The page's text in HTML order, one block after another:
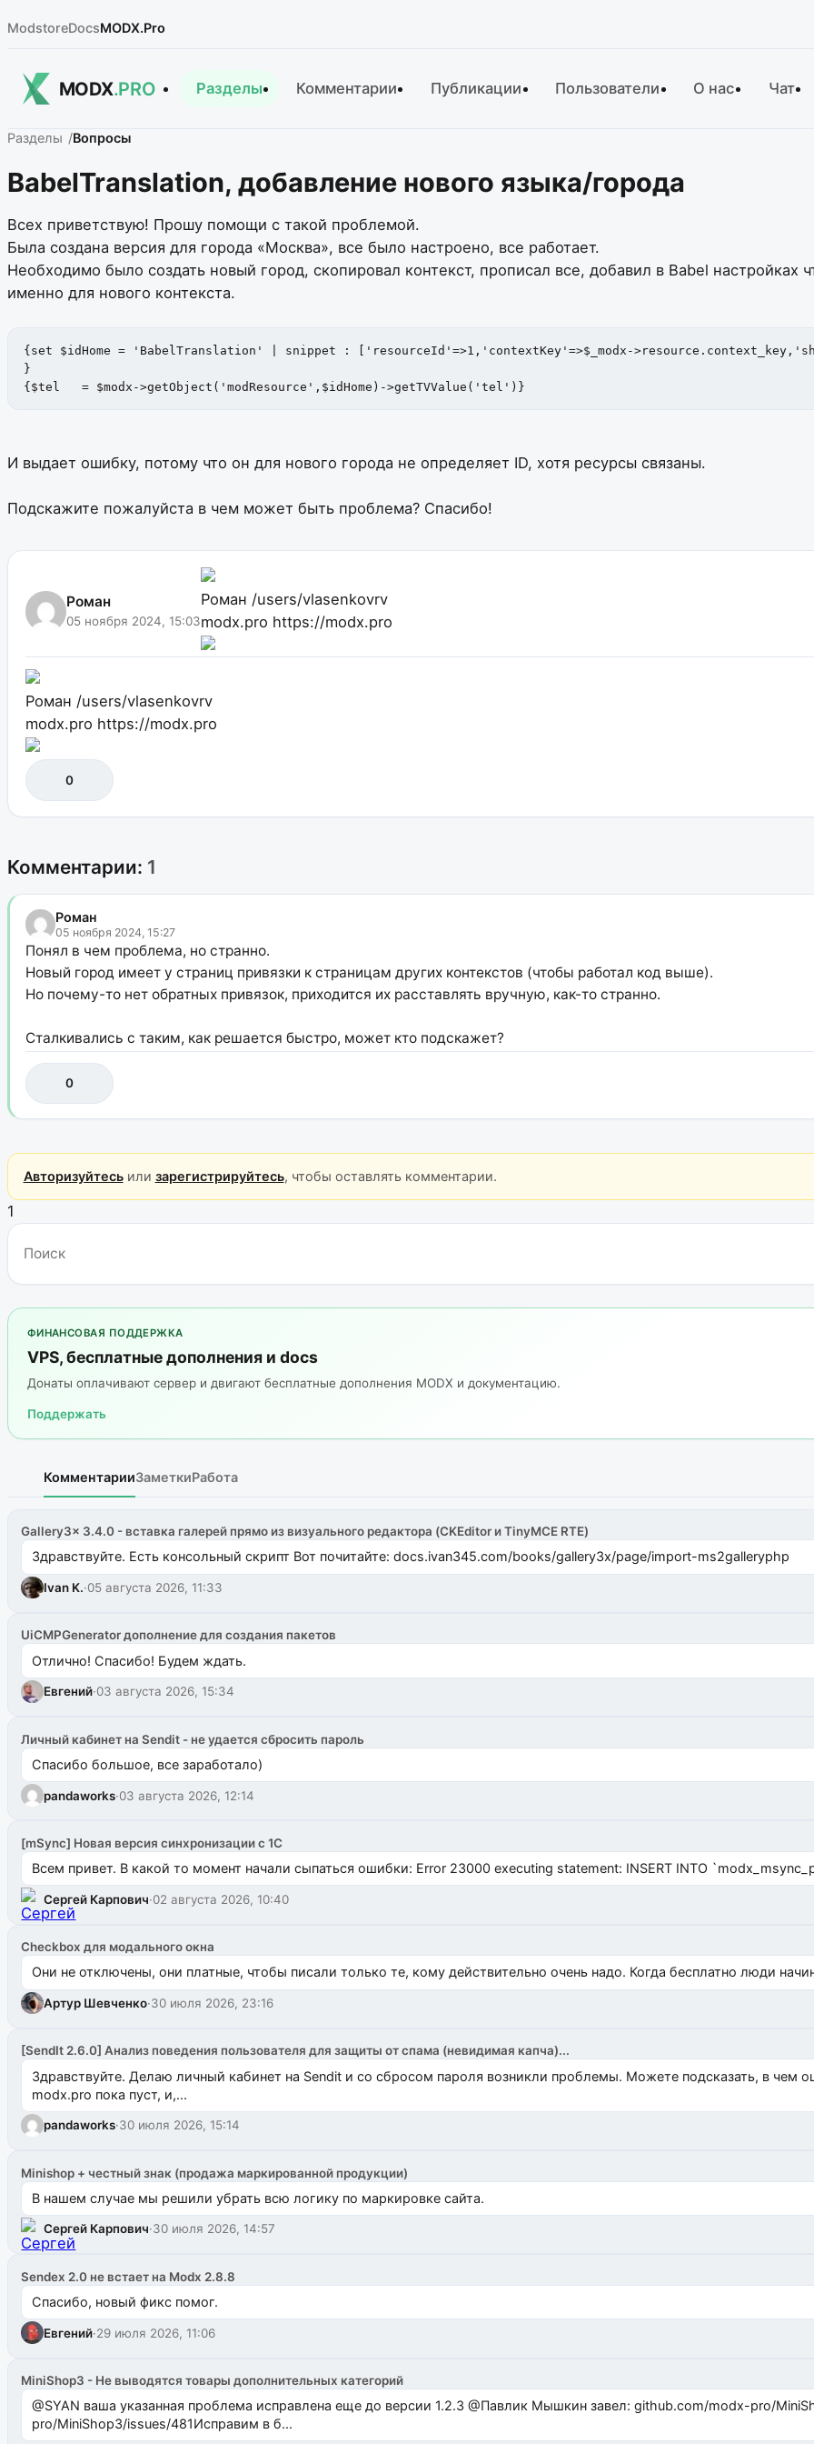
ModstoreDocsMODX.Pro
MODX.PRO Разделы Комментарии Публикации Пользователи О нас Чат
Разделы Вопросы
BabelTranslation, добавление нового языка/города
Всех приветствую! Прошу помощи с такой проблемой.
Была создана версия для города «Москва», все было настроено, все работает.
Необходимо было создать новый город, скопировал контекст, прописал все, добавил в Babel настройках
именно для нового контекста.
{set $idHome = 'BabelTranslation' | snippet : ['resourceId'=>1,'contextKey'=>$_modx-
}
{$tel   = $modx->getObject('modResource',$idHome)->getTVValue('tel')}
И выдает ошибку, потому что он для нового города не определяет ID, хотя ресурсы связаны.
Подскажите пожалуйста в чем может быть проблема? Спасибо!
Роман
05 ноября 2024, 15:03
Роман /users/vlasenkovrv
modx.pro https://modx.pro
Роман /users/vlasenkovrv
modx.pro https://modx.pro
0
Комментарии: 1
Роман
05 ноября 2024, 15:27
Понял в чем проблема, но странно.
Новый город имеет у страниц привязки к страницам других контекстов (чтобы работал код выше).
Но почему-то нет обратных привязок, приходится их расставлять вручную, как-то странно.
Сталкивались с таким, как решается быстро, может кто подскажет?
0
Авторизуйтесьили зарегистрируйтесь, чтобы оставлять комментарии.
1
ФИНАНСОВАЯ ПОДДЕРЖКА
VPS, бесплатные дополнения и docs
Донаты оплачивают сервер и двигают бесплатные дополнения MODX и документацию.
Поддержать
КомментарииЗаметкиРабота
Gallery3x 3.4.0 - вставка галерей прямо из визуального редактора (CKEditor и TinyMCE RTE)
Здравствуйте. Есть консольный скрипт Вот почитайте: docs.ivan345.com/books/gallery3x/page/import-ms2galleryphp
Ivan K.·05 августа 2026, 11:33
UiCMPGenerator дополнение для создания пакетов
Отлично! Спасибо! Будем ждать.
Евгений·03 августа 2026, 15:34
Личный кабинет на Sendit - не удается сбросить пароль
Спасибо большое, все заработало)
pandaworks·03 августа 2026, 12:14
[mSync] Новая версия синхронизации с 1С
Всем привет. В какой то момент начали сыпаться ошибки: Error 23000 executing statement: INSERT INTO
Сергей Карпович·02 августа 2026, 10:40
Checkbox для модального окна
Они не отключены, они платные, чтобы писали только те, кому действительно очень надо. Когда бесплатно люди
Артур Шевченко·30 июля 2026, 23:16
[SendIt 2.6.0] Анализ поведения пользователя для защиты от спама (невидимая капча)...
Здравствуйте. Делаю личный кабинет на Sendit и со сбросом пароля возникли проблемы. Можете подсказать, в чем
modx.pro пока пуст, и,...
pandaworks·30 июля 2026, 15:14
Minishop + честный знак (продажа маркированной продукции)
В нашем случае мы решили убрать всю логику по маркировке сайта.
Сергей Карпович·30 июля 2026, 14:57
Sendex 2.0 не встает на Modx 2.8.8
Спасибо, новый фикс помог.
Евгений·29 июля 2026, 11:06
MiniShop3 - Не выводятся товары дополнительных категорий
@SYAN ваша указанная проблема исправлена еще до версии 1.2.3 @Павлик Мышкин завел: github.com/modx-pro/MiniShop3/issues/480 github.com/modx-
pro/MiniShop3/issues/481Исправим в б...